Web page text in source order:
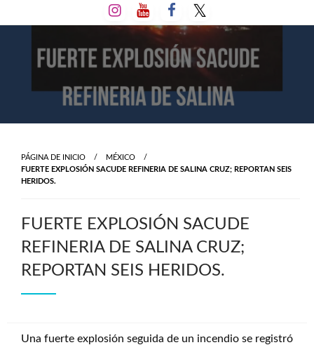
al
PÁGINA DE INICIO
MÉXICO
FUERTE EXPLOSIÓN SACUDE REFINERIA DE SALINA CRUZ; REPORTAN SEIS
HERIDOS.
FUERTE EXPLOSIÓN SACUDE
REFINERIA DE SALINA CRUZ;
REPORTAN SEIS HERIDOS.
Una fuerte explosión seguida de un incendio se registró